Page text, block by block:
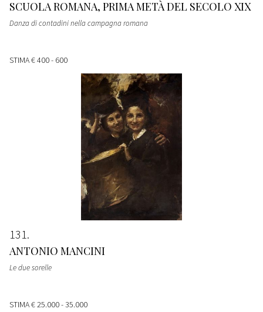
SCUOLA ROMANA, PRIMA METÀ DEL SECOLO XIX
Danza di contadini nella campagna romana
STIMA€ 400 - 600
131
ANTONIO MANCINI
Le due sorelle
STIMA€ 25.000 - 35.000